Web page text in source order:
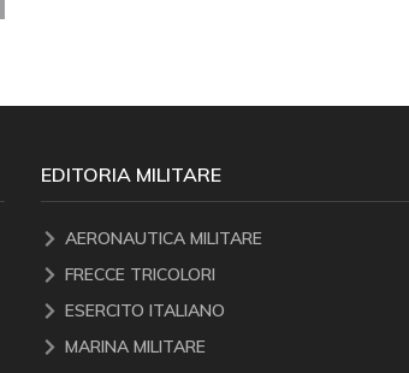
EDITORIA MILITARE
AERONAUTICA MILITARE
FRECCE TRICOLORI
ESERCITO ITALIANO
MARINA MILITARE